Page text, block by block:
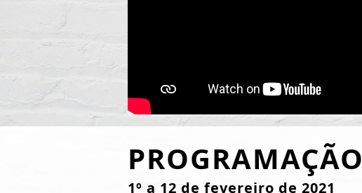
PROGRAMAÇÃO
1º a 12 de fevereiro de 2021